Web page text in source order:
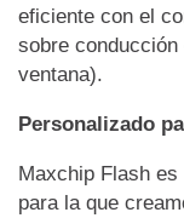
eficiente con el
sobre
ventana).
Personalizado
Maxchip Flash es
para la que